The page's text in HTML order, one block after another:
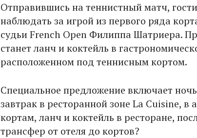
Отправившись на теннистный матч,
наблюдать за игрой из первого ряда
судьи French Open Филиппа Шатриера.
станет ланч и коктейль в
расположенном под теннисным кортом.
Специальное предложение включает
завтрак в ресторанной зоне La Cuisine, в
кортам, ланч и коктейль в ресторане,
трансфер от отеля до кортов?